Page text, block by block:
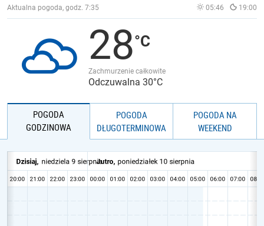
Aktualna pogoda, godz. 7:35 05:46 19:00
28
Zachmurzenie całkowite
Odczuwalna 30°C
POGODA
GODZINOWA
POGODA
DŁUGOTERMINOWA
POGODA NA
WEEKEND